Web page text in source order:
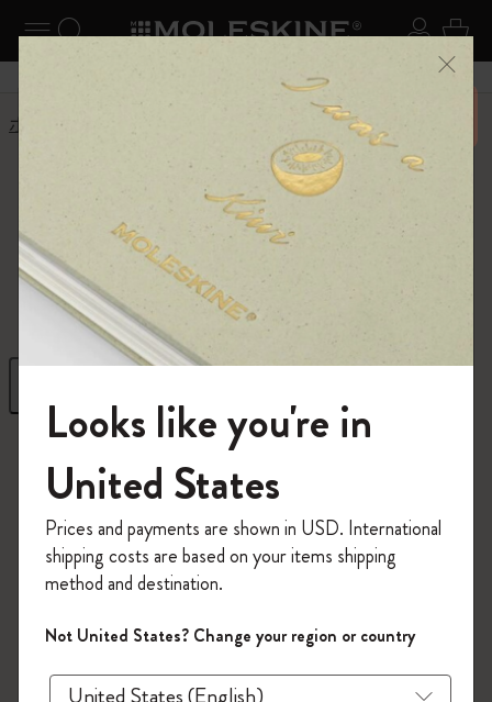
ナビゲーションの切替 ログ
検索 (キーワードなど) カ
6,500円以上のご購入で送料無料 メニ
ーを閉じる
ホーム
ギフト
クリエイティブな発想を高めるギフト
296 プロダクツ
モレスキンの世界へようこそ
「WELCOME10」を入力すると、初回注
文が10%オフ＋送料無料になります。セ
ール・アウトレット品は適用外。
Moleskineアカウントを作成して限定オフ
ァーや会員特典、さらに多くのインスピ
レーションを手に入れましょう。
Looks like you're in
United States
Prices and payments are shown in USD. International
shipping costs are based on your items shipping
method and destination.
Not United States? Change your region or country